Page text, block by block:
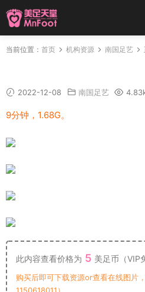
当前位置： 首页 机构资源 南国足艺
2022-12-08 南国足艺
9分钟，1.68G。
此内容查看价格为 5 美足币（VIP
购买后即可下载资源or查看在线图片